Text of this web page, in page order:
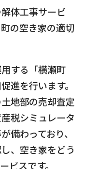
体工事サービ
の空き家の適切
する「横瀬町
進を行います。
地部の売却査定
税シミュレータ
備わっており、
、空き家をどう
ビスです。